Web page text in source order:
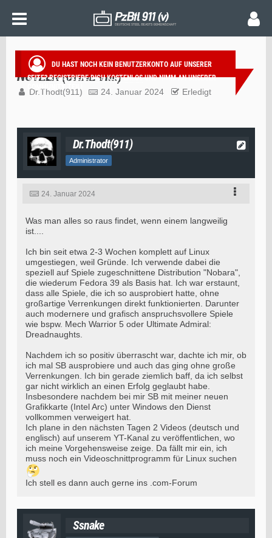
DU HAST NOCH KEIN BENUTZERKONTO AUF UNSERER
SEITE?REGISTRIERE DICH KOSTENLOSUND NIMM AN UNSERER
COMMUNITY TEIL!
STEEL BEASTS PRO PE 4.379 UNTER LINUX
NUTZEN (OHNE VM!)
Dr.Thodt(911) 24. Januar 2024 Erledigt
Dr.Thodt(911)
Administrator
24. Januar 2024
Was man alles so raus findet, wenn einem langweilig
ist....
Ich bin seit etwa 2-3 Wochen komplett auf Linux
umgestiegen, weil Gründe. Ich verwende dabei die
speziell auf Spiele zugeschnittene Distribution "Nobara",
die wiederum Fedora 39 als Basis hat. Ich war erstaunt,
dass alle Spiele, die ich so ausprobiert hatte, ohne
großartige Verrenkungen direkt funktionierten. Darunter
auch modernere und grafisch anspruchsvollere Spiele
wie bspw. Mech Warrior 5 oder Ultimate Admiral:
Dreadnaughts.
Nachdem ich so positiv überrascht war, dachte ich mir, ob
ich mal SB ausprobiere und auch das ging ohne große
Verrenkungen. Ich bin gerade ziemlich baff, da ich selbst
gar nicht wirklich an einen Erfolg geglaubt habe.
Insbesondere nachdem bei mir SB mit meiner neuen
Grafikkarte (Intel Arc) unter Windows den Dienst
vollkommen verweigert hat.
Ich plane in den nächsten Tagen 2 Videos (deutsch und
englisch) auf unserem YT-Kanal zu veröffentlichen, wo
ich meine Vorgehensweise zeige. Da fällt mir ein, ich
muss noch ein Videoschnittprogramm für Linux suchen
Ich stell es dann auch gerne ins .com-Forum
Ssnake